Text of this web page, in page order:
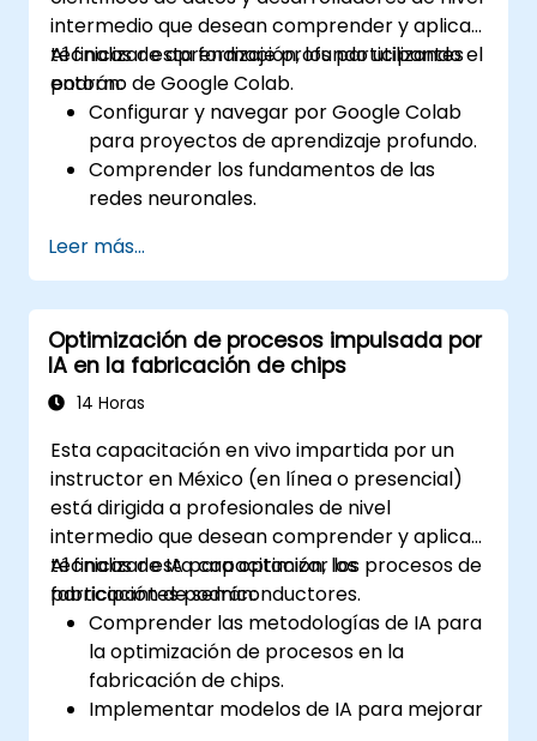
intermedio que desean comprender y aplicar
técnicas de aprendizaje profundo utilizando el
entorno de Google Colab.
Al finalizar esta formación, los participantes
podrán:
Configurar y navegar por Google Colab
para proyectos de aprendizaje profundo.
Comprender los fundamentos de las
redes neuronales.
profundo utilizando TensorFlow.
Entrenar y evaluar modelos de
aprendizaje profundo.
Utilizar características avanzadas de
TensorFlow para el aprendizaje profundo.
Leer más...
Optimización de procesos impulsada por
IA en la fabricación de chips
14 Horas
Esta capacitación en vivo impartida por un
instructor en México (en línea o presencial)
está dirigida a profesionales de nivel
intermedio que desean comprender y aplicar
técnicas de IA para optimizar los procesos de
fabricación de semiconductores.
Al finalizar esta capacitación, los
participantes podrán:
Comprender las metodologías de IA para
la optimización de procesos en la
fabricación de chips.
Implementar modelos de IA para mejorar